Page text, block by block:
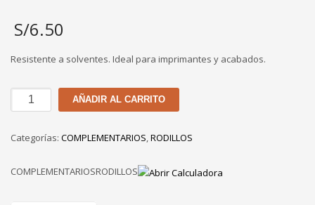
S/6.50
Resistente a solventes. Ideal para imprimantes y acabados.
RODILLO
AMARILLO
DE
cantidad
AÑADIR AL CARRITO
Categorías: COMPLEMENTARIOS,RODILLOS
COMPLEMENTARIOSRODILLOS